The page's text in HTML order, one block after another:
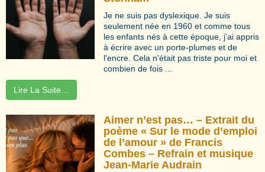
Je ne suis pas dyslexique. Je suis
seulement née en 1960 et comme tous
les enfants nés à cette époque, j'ai appris
à écrire avec un porte-plumes et de
l'encre. Cela n'était pas triste pour moi et
combien de fois ...
Lire La Suite…
Aimer n’est pas… – Extrait du
poème « Sur le mode d’emploi
de l’amour » de Francis
Combes – Refrain et musique
Jean-Marie Audrain